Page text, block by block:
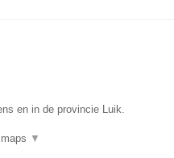
en in de provincie Luik.
▼